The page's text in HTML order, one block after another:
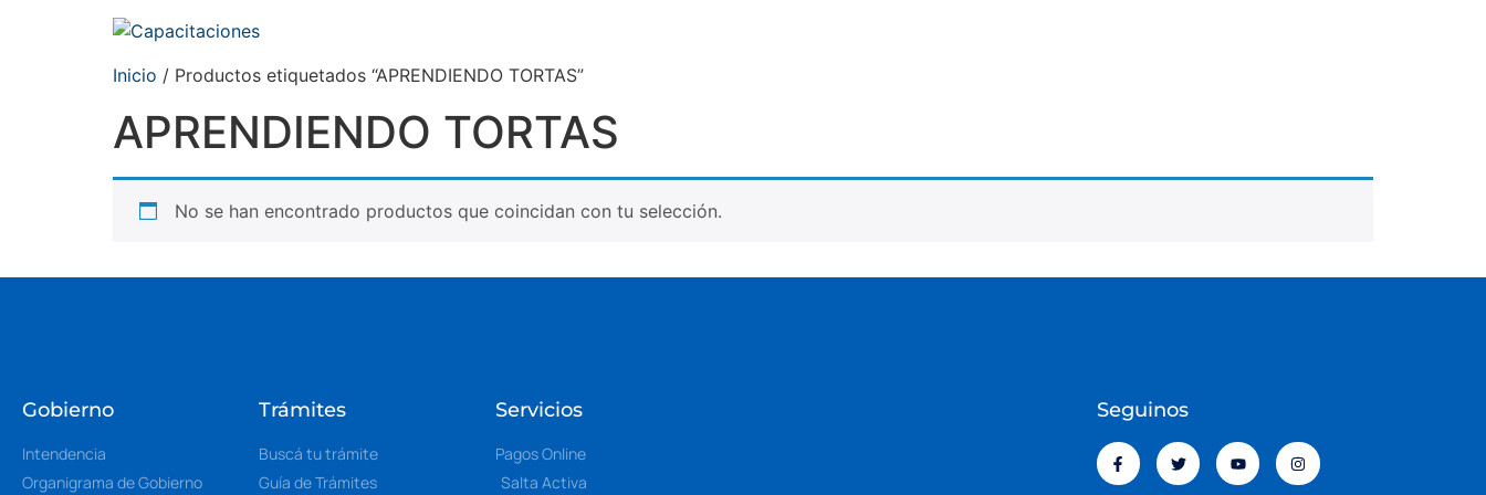
Inicio / Productos etiquetados “APRENDIENDO TORTAS”
APRENDIENDO TORTAS
No se han encontrado productos que coincidan con tu selección.
Gobierno
Intendencia
Organigrama de Gobierno
Trámites
Buscá tu trámite
Guía de Trámites
Servicios
Pagos Online
Salta Activa
Seguinos